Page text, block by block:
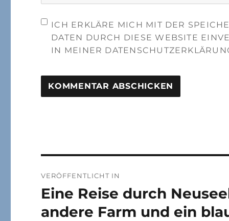
ICH ERKLÄRE MICH MIT DER
DATEN DURCH DIESE WEBSITE
IN MEINER
VERÖFFENTLICHT IN
Eine Reise durch
andere Farm und ein